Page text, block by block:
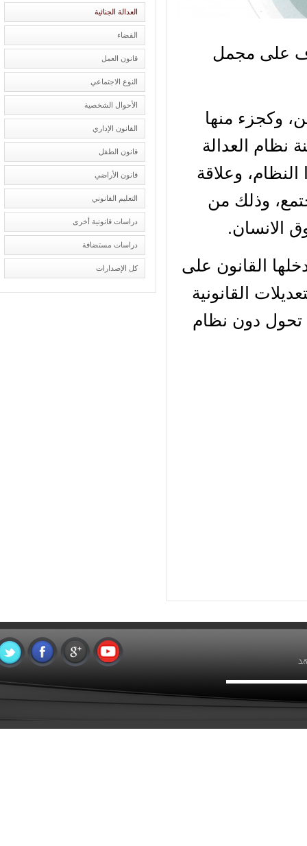
على مجمل
وكجزء منها
نظام العدالة
وعلاقة
وذلك من
الانسان.
القانون على
القانونية
تحول دون نظام
العدالة الجنائية
القضاء
قانون العمل
النوع الاجتماعي
الأحوال الشخصية
القانون الإداري
قانون الطفل
قانون الأراضي
التعليم القانوني
دراسات قانونية أخرى
دراسات مستضافة
كل الإصدارات